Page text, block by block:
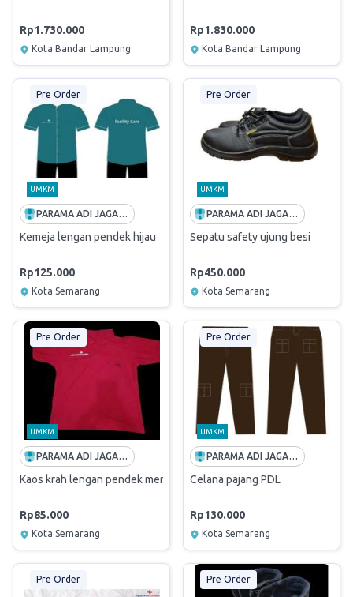
Rp1.730.000
Kota Bandar Lampung
Rp1.830.000
Kota Bandar Lampung
Pre Order
UMKM
PARAMA ADI JAGADDHITA
Kemeja lengan pendek hijau
Rp125.000
Kota Semarang
Pre Order
UMKM
PARAMA ADI JAGADDHITA
Sepatu safety ujung besi
Rp450.000
Kota Semarang
Pre Order
UMKM
PARAMA ADI JAGADDHITA
Kaos krah lengan pendek merah
Rp85.000
Kota Semarang
Pre Order
UMKM
PARAMA ADI JAGADDHITA
Celana pajang PDL
Rp130.000
Kota Semarang
Pre Order Pre Order